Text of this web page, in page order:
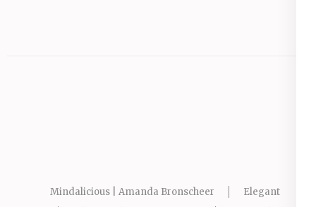
Mindalicious | Amanda Bronscheer
Elegant